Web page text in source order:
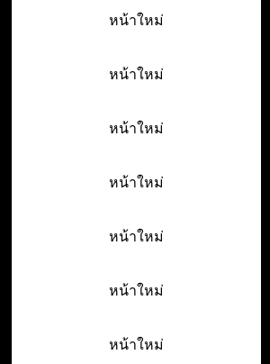
หน้าใหม่
หน้าใหม่
หน้าใหม่
หน้าใหม่
หน้าใหม่
หน้าใหม่
หน้าใหม่